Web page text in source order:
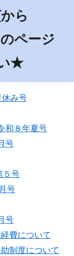
から
ページ
★
休み号
和８年夏号
号
５号
月号
号
費について
制度について